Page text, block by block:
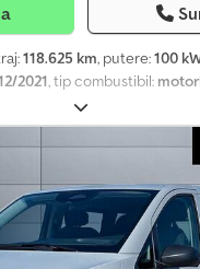
118.625 km, putere:100
2021 , tip combustibil:
negru
, suspensie:oțel, număr de
, Informațiile